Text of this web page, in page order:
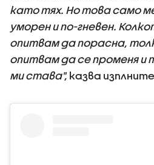
като тях. Но това само
уморен и по-гневен.
опитвам да порасна,
опитвам да се променя и
ми става", казва